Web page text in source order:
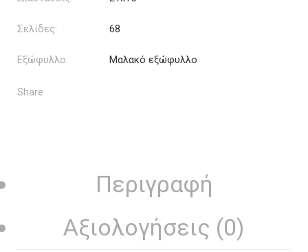
Σελίδες: 68
Εξώφυλλο: Μαλακό εξώφυλλο
Share
Περιγραφή
Αξιολογήσεις (0)